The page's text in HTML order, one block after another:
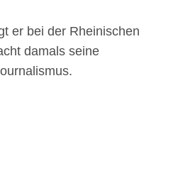
er bei der Rheinischen
damals seine